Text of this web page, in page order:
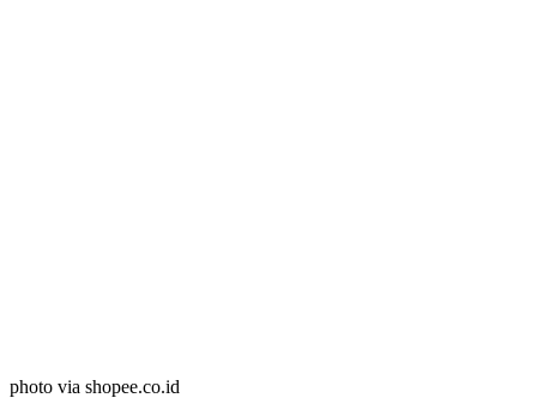
photo via shopee.co.id